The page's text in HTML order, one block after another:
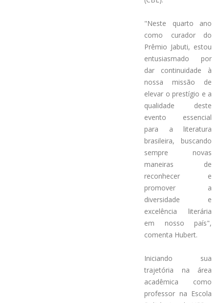
"Neste quarto ano
como curador do
Prêmio Jabuti, estou
entusiasmado por
dar continuidade à
nossa missão de
elevar o prestígio e a
qualidade deste
evento essencial
para a literatura
brasileira, buscando
sempre novas
maneiras de
reconhecer e
promover a
diversidade e
excelência literária
em nosso país",
comenta Hubert.‌
Iniciando sua
trajetória na área
acadêmica como
professor na Escola